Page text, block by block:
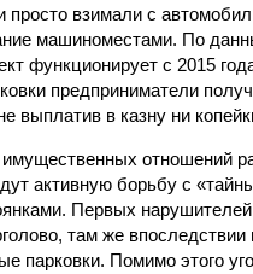
просто взимали с
машиноместами. По
функционирует с 2015
предприниматели
выплатив в казну ни
отношений
активную борьбу с
Первых нарушителей
там же
парковки. Помимо этого